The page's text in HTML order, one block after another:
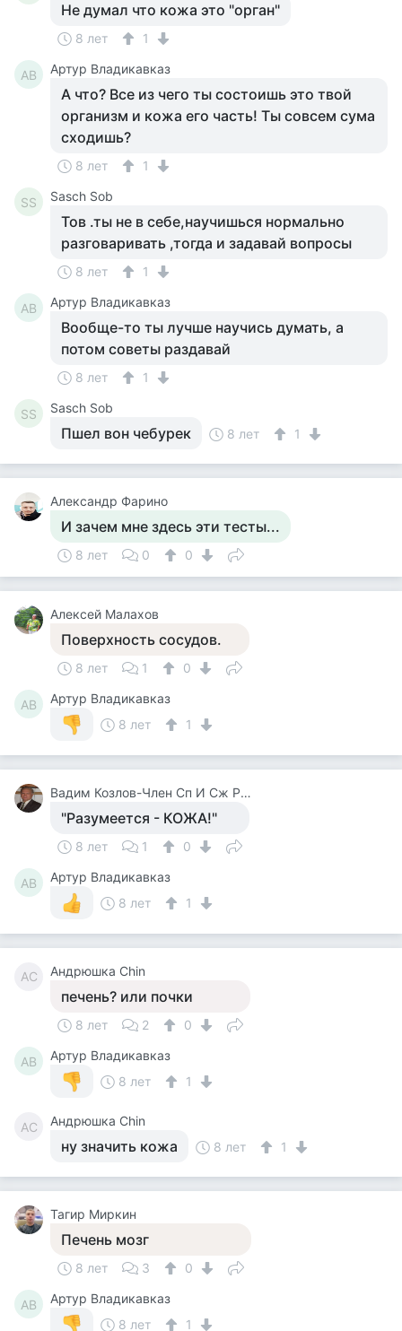
Не думал что кожа это "орган"
8 лет 1
АВ Артур Владикавказ
А что? Все из чего ты состоишь это твой
организм и кожа его часть! Ты совсем сума
сходишь?
8 лет 1
SS Sasch Sob
Тов .ты не в себе,научишься нормально
разговаривать ,тогда и задавай вопросы
8 лет 1
АВ Артур Владикавказ
Вообще-то ты лучше научись думать, а
потом советы раздавай
8 лет 1
SS Sasch Sob
Пшел вон чебурек 8 лет 1
Александр Фарино
И зачем мне здесь эти тесты...
8 лет 0 0
Алексей Малахов
Поверхность сосудов.
8 лет 1 0
АВ
Артур Владикавказ
8 лет
1
Вадим Козлов-Член Сп И Сж России.будут Вопросы -Звоните 8 926 571 18 95
"Разумеется - КОЖА!"
8 лет 1 0
АВ
Артур Владикавказ
8 лет
1
АC Андрюшка Chin
печень? или почки
8 лет 2 0
АВ
Артур Владикавказ
8 лет
1
АC Андрюшка Chin
ну значить кожа 8 лет 1
Тагир Миркин
Печень мозг
8 лет 3 0
АВ
Артур Владикавказ
8 лет
1